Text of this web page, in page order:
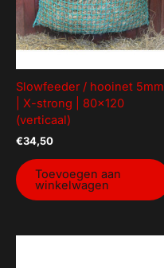
Slowfeeder / hooinet 5mm
| X-strong | 80×120
(verticaal)
€34,50
Toevoegen aan
winkelwagen